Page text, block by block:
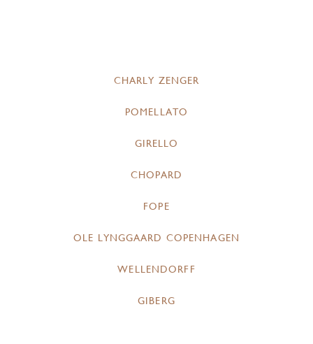
CHARLY ZENGER
POMELLATO
GIRELLO
CHOPARD
FOPE
OLE LYNGGAARD COPENHAGEN
WELLENDORFF
GIBERG